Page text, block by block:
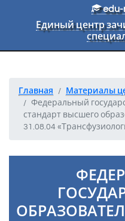
Перейти к основному тексту
edu-
Единый центр
Главная
Материалы
Федеральный
стандарт высшего
31.08.04